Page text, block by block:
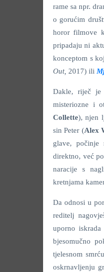
rame sa npr.
o gorućim
horor filmove
pripadaju ni
konceptom s
Out, 2017) ili
Dakle, riječ je
misteriozne i
Collette), njen
sin Peter (Alex
glave, počinje
direktno, već
naracije s
kretnjama
Da odnosi u
reditelj
uporno
bjesomučno
tjelesnom
oskrnavljenju